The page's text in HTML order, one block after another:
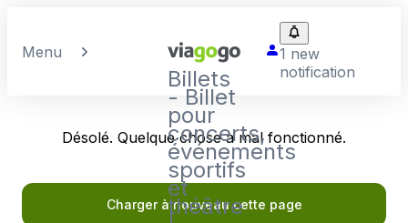
Menu
Billets
- Billet
pour
concerts,
événements
sportifs
et
théâtre
1 new
notification
Désolé. Quelque chose a mal fonctionné.
Charger à nouveau cette page